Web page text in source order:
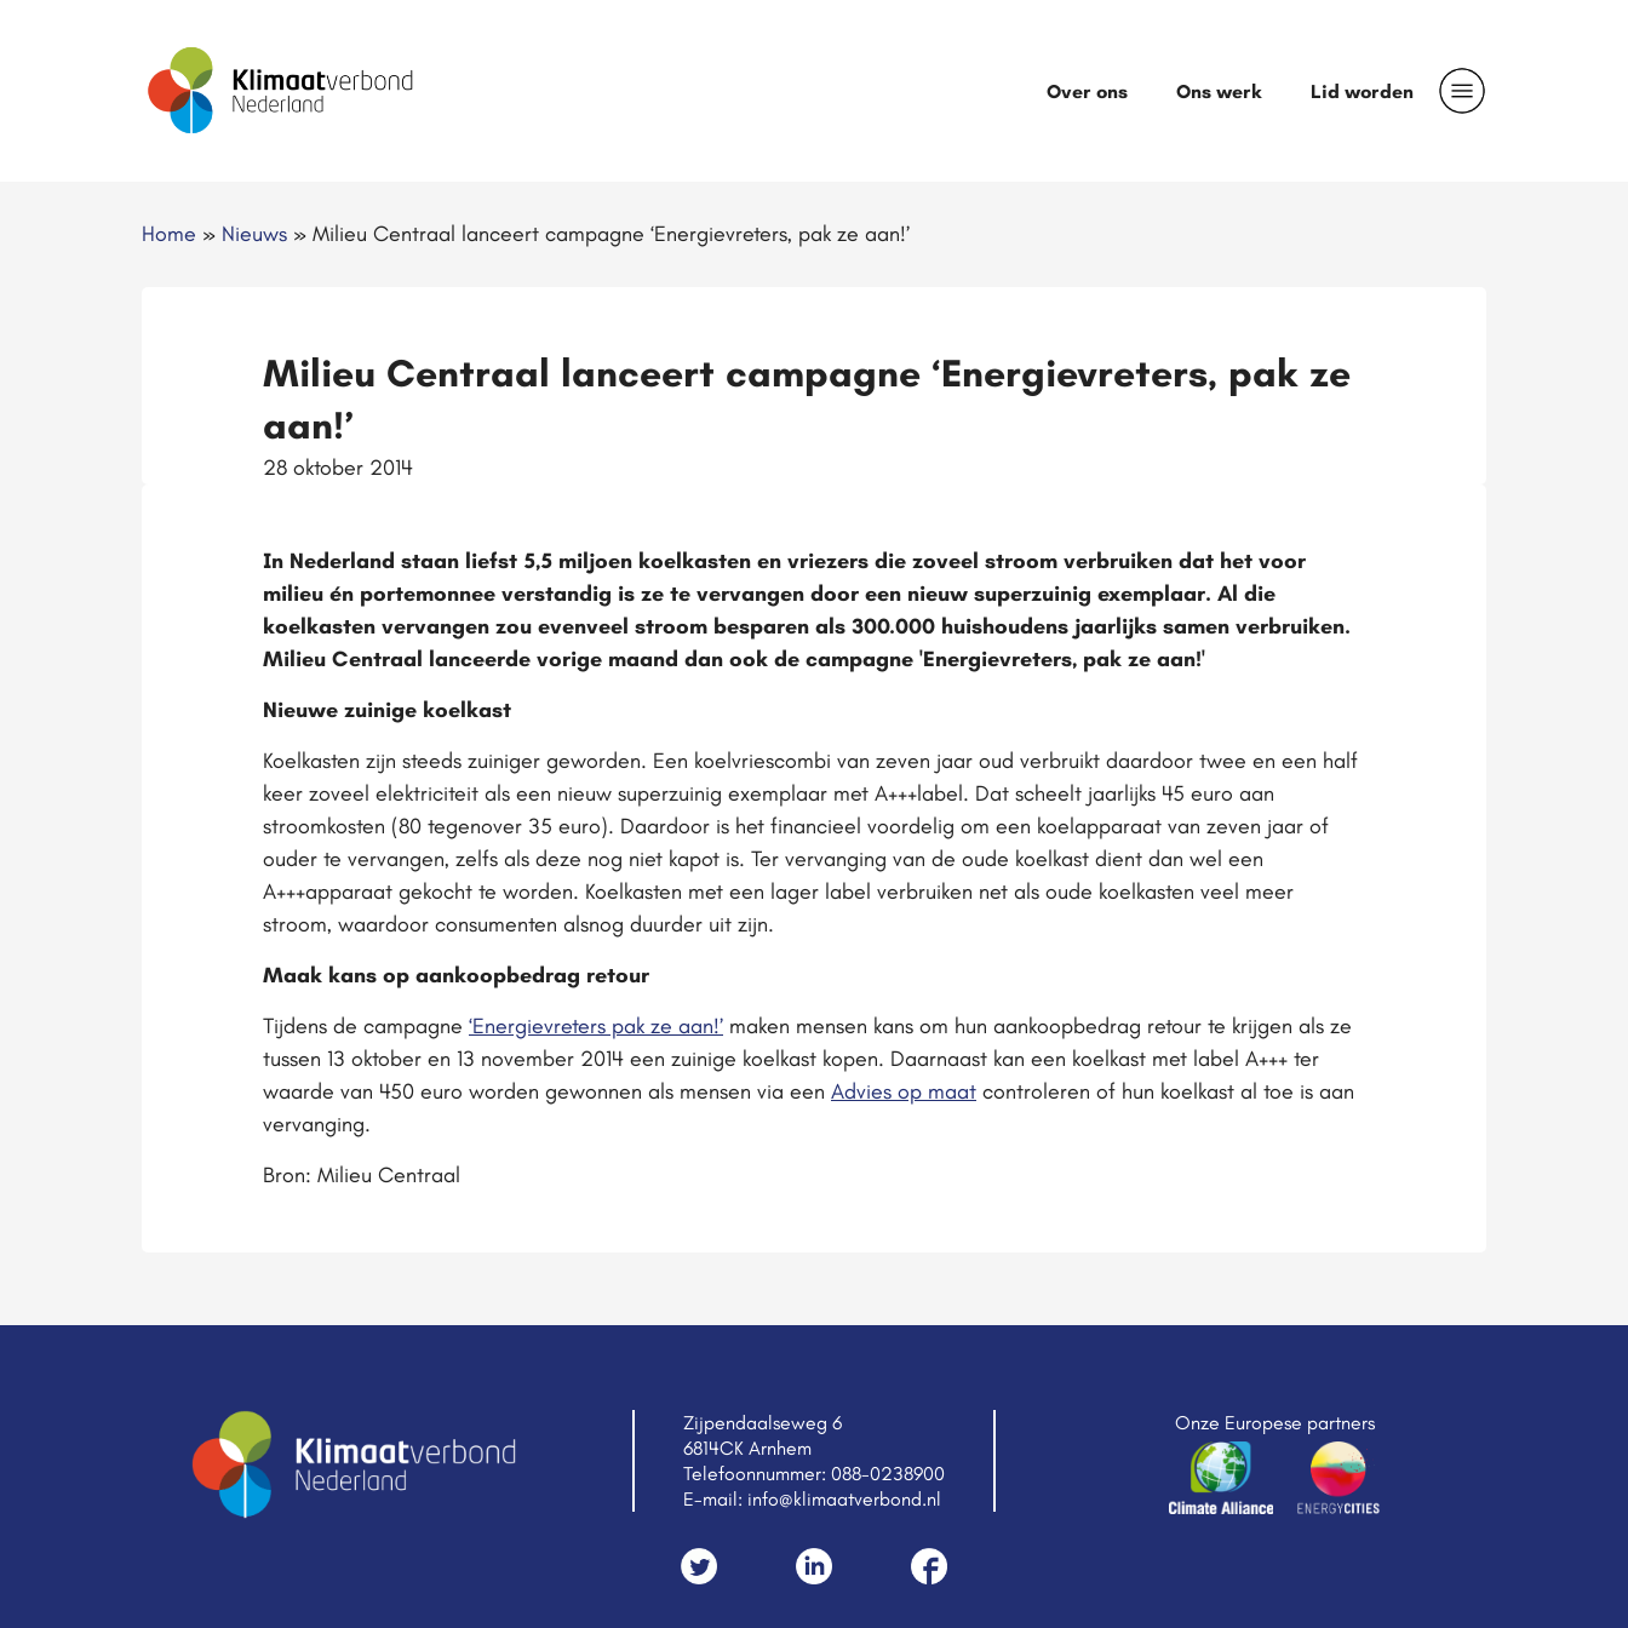
Over ons Ons werk Lid worden
Home » Nieuws » Milieu Centraal lanceert campagne ‘Energievreters, pak ze aan!’
Milieu Centraal lanceert campagne ‘Energievreters, pak ze
aan!’
28 oktober 2014
In Nederland staan liefst 5,5 miljoen koelkasten en vriezers die zoveel stroom verbruiken dat het voor
milieu én portemonnee verstandig is ze te vervangen door een nieuw superzuinig exemplaar. Al die
koelkasten vervangen zou evenveel stroom besparen als 300.000 huishoudens jaarlijks samen verbruiken.
Milieu Centraal lanceerde vorige maand dan ook de campagne 'Energievreters, pak ze aan!'
Nieuwe zuinige koelkast
Koelkasten zijn steeds zuiniger geworden. Een koelvriescombi van zeven jaar oud verbruikt daardoor twee en een half
keer zoveel elektriciteit als een nieuw superzuinig exemplaar met A+++label. Dat scheelt jaarlijks 45 euro aan
stroomkosten (80 tegenover 35 euro). Daardoor is het financieel voordelig om een koelapparaat van zeven jaar of
ouder te vervangen, zelfs als deze nog niet kapot is. Ter vervanging van de oude koelkast dient dan wel een
A+++apparaat gekocht te worden. Koelkasten met een lager label verbruiken net als oude koelkasten veel meer
stroom, waardoor consumenten alsnog duurder uit zijn.
Maak kans op aankoopbedrag retour
Tijdens de campagne ‘Energievreters pak ze aan!’ maken mensen kans om hun aankoopbedrag retour te krijgen als ze
tussen 13 oktober en 13 november 2014 een zuinige koelkast kopen. Daarnaast kan een koelkast met label A+++ ter
waarde van 450 euro worden gewonnen als mensen via een Advies op maat controleren of hun koelkast al toe is aan
vervanging.
Bron: Milieu Centraal
Zijpendaalseweg 6
6814CK Arnhem
Telefoonnummer: 088-0238900
E-mail: info@klimaatverbond.nl
Onze Europese partners